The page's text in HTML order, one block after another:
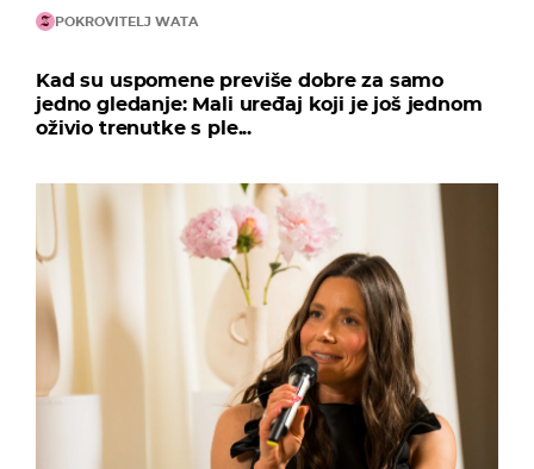
POKROVITELJ WATA
Kad su uspomene previše dobre za samo
jedno gledanje: Mali uređaj koji je još jednom
oživio trenutke s ple...